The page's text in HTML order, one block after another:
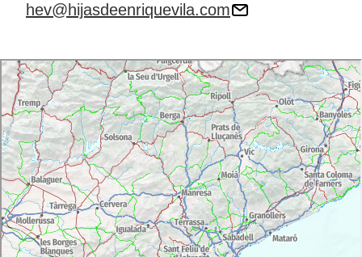
hev@hijasdeenriquevila.com